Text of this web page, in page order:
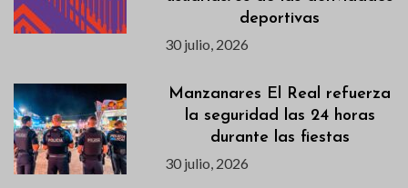
deportivas
30 julio, 2026
Manzanares El Real refuerza
la seguridad las 24 horas
durante las fiestas
30 julio, 2026